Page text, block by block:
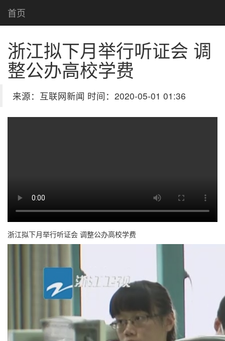
首页
浙江拟下月举行听证会 调
整公办高校学费
来源：互联网新闻 时间：2020-05-01 01:36
浙江拟下月举行听证会 调整公办高校学费